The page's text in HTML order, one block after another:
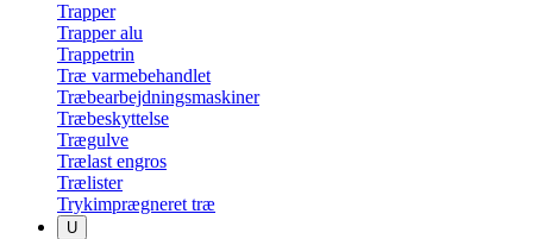
Trapper
Trapper alu
Trappetrin
Træ varmebehandlet
Træbearbejdningsmaskiner
Træbeskyttelse
Trægulve
Trælast engros
Trælister
Trykimprægneret træ
U